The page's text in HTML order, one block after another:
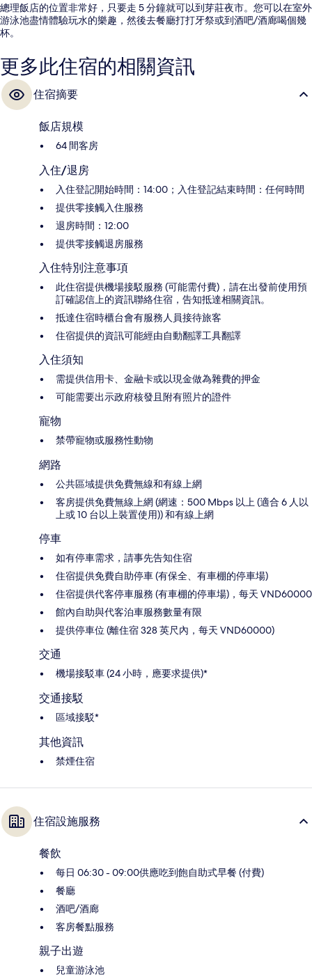
總理飯店的位置非常好，只要走 5 分鐘就可以到芽莊夜市。您可以在室外
游泳池盡情體驗玩水的樂趣，然後去餐廳打打牙祭或到酒吧/酒廊喝個幾
杯。
更多此住宿的相關資訊
住宿摘要
飯店規模
64 間客房
入住/退房
入住登記開始時間：14:00；入住登記結束時間：任何時間
提供零接觸入住服務
退房時間：12:00
提供零接觸退房服務
入住特別注意事項
此住宿提供機場接駁服務 (可能需付費)，請在出發前使用預
訂確認信上的資訊聯絡住宿，告知抵達相關資訊。
抵達住宿時櫃台會有服務人員接待旅客
住宿提供的資訊可能經由自動翻譯工具翻譯
入住須知
需提供信用卡、金融卡或以現金做為雜費的押金
可能需要出示政府核發且附有照片的證件
寵物
禁帶寵物或服務性動物
網路
公共區域提供免費無線和有線上網
客房提供免費無線上網 (網速：500 Mbps 以上 (適合 6 人以
上或 10 台以上裝置使用)) 和有線上網
停車
如有停車需求，請事先告知住宿
住宿提供免費自助停車 (有保全、有車棚的停車場)
住宿提供代客停車服務 (有車棚的停車場)，每天 VND60000
館內自助與代客泊車服務數量有限
提供停車位 (離住宿 328 英尺內，每天 VND60000)
交通
機場接駁車 (24 小時，應要求提供)*
交通接駁
區域接駁*
其他資訊
禁煙住宿
住宿設施服務
餐飲
每日 06:30 - 09:00供應吃到飽自助式早餐 (付費)
餐廳
酒吧/酒廊
客房餐點服務
親子出遊
兒童游泳池